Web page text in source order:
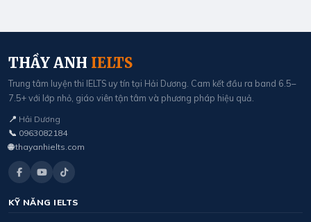
THẦY ANH IELTS
Trung tâm luyện thi IELTS uy tín tại Hải Dương. Cam kết đầu ra band 6.5–
7.5+ với lớp nhỏ, giáo viên tận tâm và phương pháp hiệu quả.
📍 Hải Dương
📞 0963082184
🌐 thayanhielts.com
KỸ NĂNG IELTS